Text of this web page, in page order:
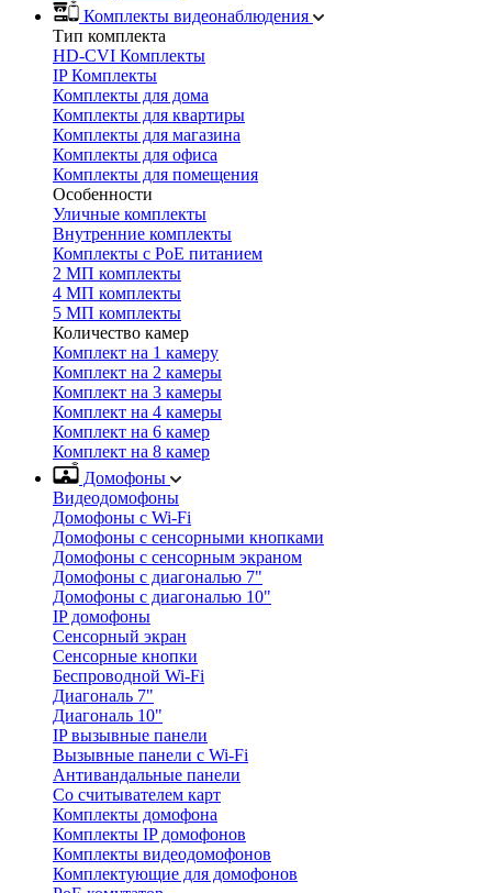
Комплекты видеонаблюдения
Тип комплекта
HD-CVI Комплекты
IP Комплекты
Комплекты для дома
Комплекты для квартиры
Комплекты для магазина
Комплекты для офиса
Комплекты для помещения
Особенности
Уличные комплекты
Внутренние комплекты
Комплекты с PoE питанием
2 МП комплекты
4 МП комплекты
5 МП комплекты
Количество камер
Комплект на 1 камеру
Комплект на 2 камеры
Комплект на 3 камеры
Комплект на 4 камеры
Комплект на 6 камер
Комплект на 8 камер
Домофоны
Видеодомофоны
Домофоны с Wi-Fi
Домофоны с сенсорными кнопками
Домофоны с сенсорным экраном
Домофоны с диагональю 7"
Домофоны с диагональю 10"
IP домофоны
Сенсорный экран
Сенсорные кнопки
Беспроводной Wi-Fi
Диагональ 7"
Диагональ 10"
IP вызывные панели
Вызывные панели с Wi-Fi
Антивандальные панели
Со считывателем карт
Комплекты домофона
Комплекты IP домофонов
Комплекты видеодомофонов
Комплектующие для домофонов